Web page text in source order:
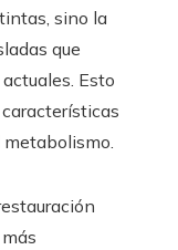
sino la
que
Esto